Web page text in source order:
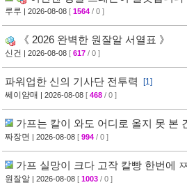
루루 | 2026-08-08 [ 1564 / 0 ]
《 2026 완벽한 원잘알 서열표 》
신건 | 2026-08-08 [ 617 / 0 ]
파워업한 신의 기사단 전투력
[1]
쎄이얌매 | 2026-08-08 [ 468 / 0 ]
가프는 칼이 와도 어디로 올지 못 본
짜장면 | 2026-08-08 [ 994 / 0 ]
가프 실망이 크다 고작 칼빵 한번에
원잘알 | 2026-08-08 [ 1003 / 0 ]